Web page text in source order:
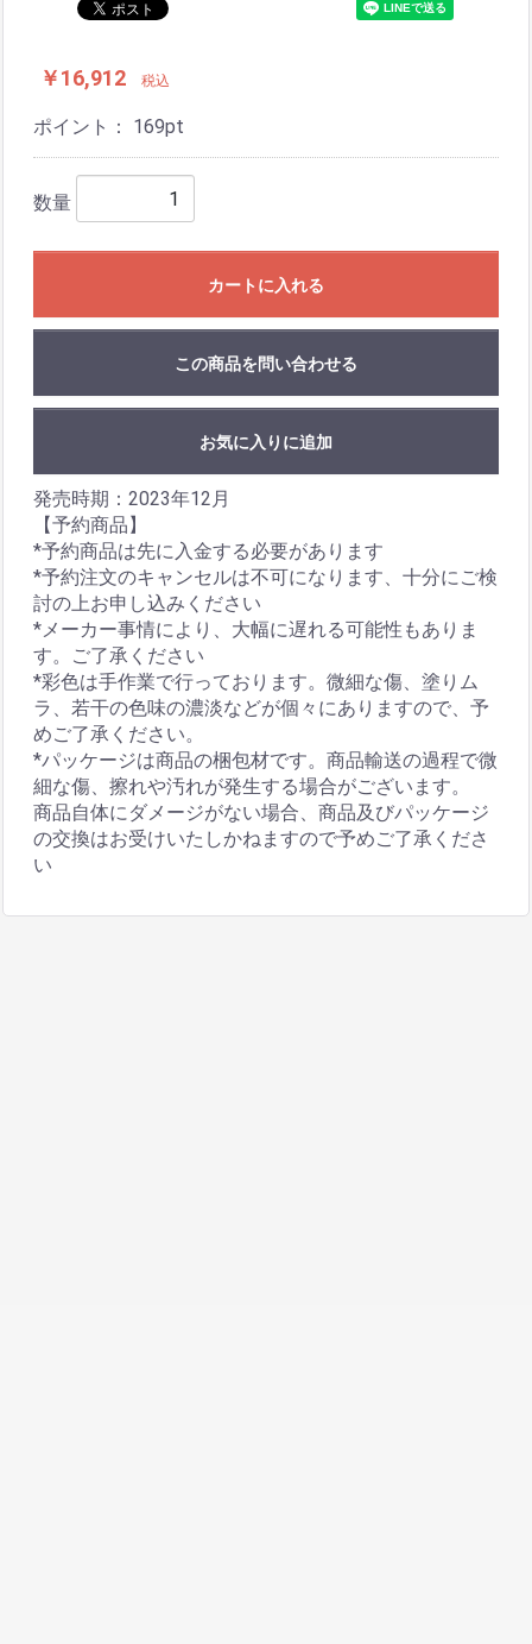
￥16,912 税込
ポイント： 169pt
数量
カートに入れる
この商品を問い合わせる
お気に入りに追加
発売時期：2023年12月
【予約商品】
*予約商品は先に入金する必要があります
*予約注文のキャンセルは不可になります、十分にご検
討の上お申し込みください
*メーカー事情により、大幅に遅れる可能性もありま
す。ご了承ください
*彩色は手作業で行っております。微細な傷、塗りム
ラ、若干の色味の濃淡などが個々にありますので、予
めご了承ください。
*パッケージは商品の梱包材です。商品輸送の過程で微
細な傷、擦れや汚れが発生する場合がございます。
商品自体にダメージがない場合、商品及びパッケージ
の交換はお受けいたしかねますので予めご了承くださ
い